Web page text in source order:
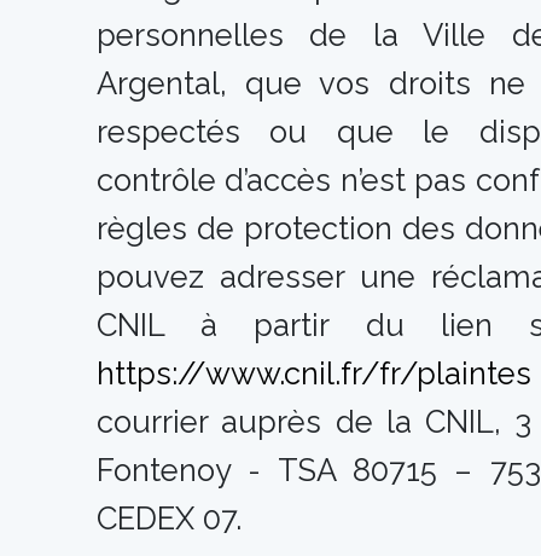
personnelles de la Ville
Argental, que vos droits ne
respectés ou que le
contrôle d’accès n’est pas
règles de protection des
pouvez adresser une
CNIL à partir du lien
https://www.cnil.fr/fr/plaintes
courrier auprès de la CNIL,
Fontenoy - TSA 80715 –
CEDEX 07.